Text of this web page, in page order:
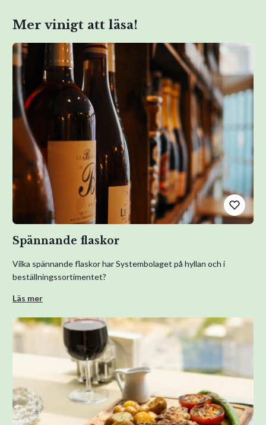
Mer vinigt att läsa!
Spännande flaskor
Vilka spännande flaskor har Systembolaget på hyllan och i
beställningssortimentet?
Läs mer